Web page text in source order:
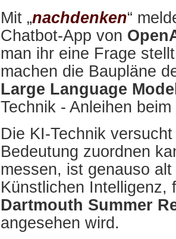
Mit „nachdenken“
Chatbot-App von
man ihr eine Frage
machen die Baupläne
Large Language
Technik - Anleihen
Die KI-Technik
Bedeutung zuordnen
messen, ist genauso
Künstlichen Intelligenz,
Dartmouth Summer
angesehen wird.